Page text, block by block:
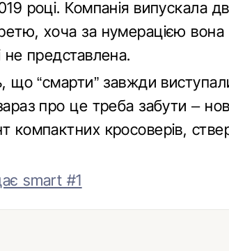
році. Компанія випускала
хоча за нумерацією вона
не представлена.
що “смарти” завжди
про це треба забути –
компактних кросоверів,
smart #1